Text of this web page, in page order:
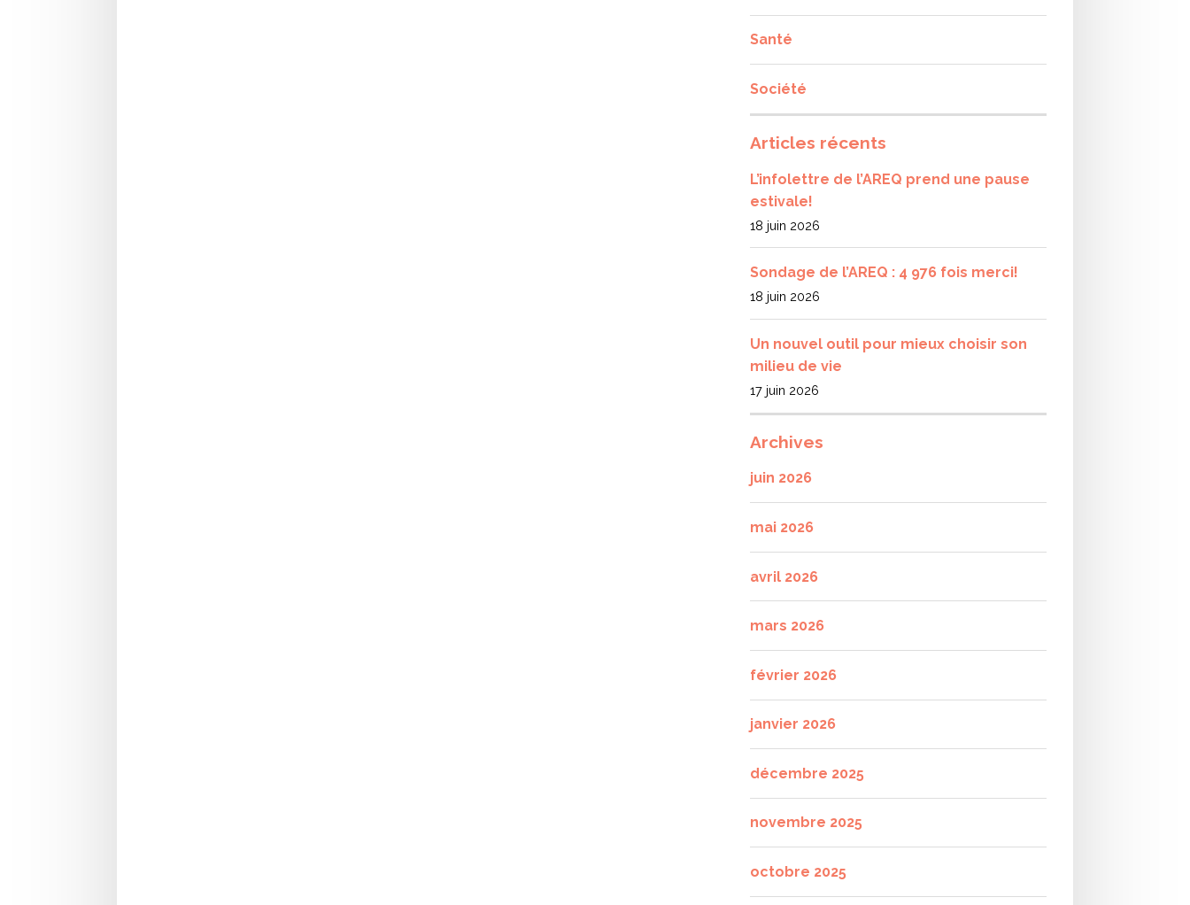
Santé
Société
Articles récents
L’infolettre de l’AREQ prend une pause
estivale!
18 juin 2026
Sondage de l’AREQ : 4 976 fois merci!
18 juin 2026
Un nouvel outil pour mieux choisir son
milieu de vie
17 juin 2026
Archives
juin 2026
mai 2026
avril 2026
mars 2026
février 2026
janvier 2026
décembre 2025
novembre 2025
octobre 2025